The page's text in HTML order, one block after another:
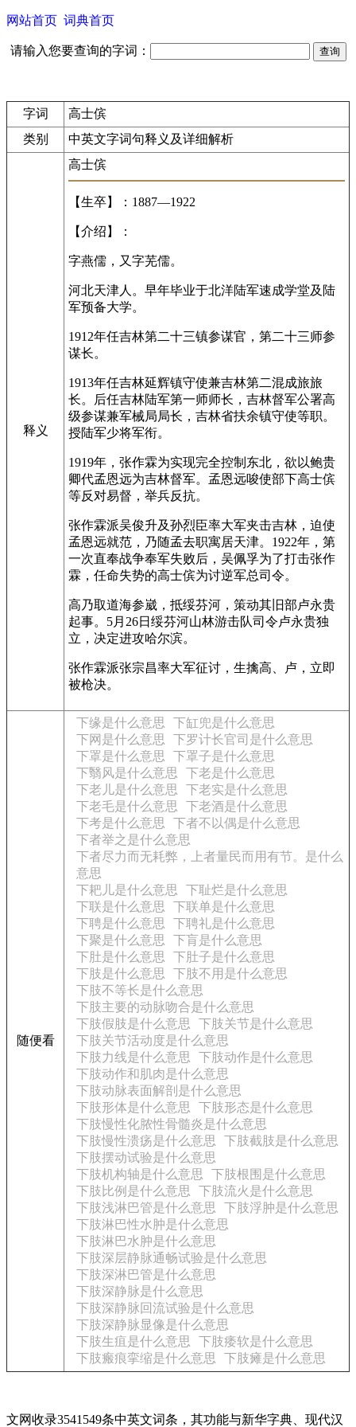
网站首页 词典首页
请输入您要查询的字词：
字词
高士傧
类别
中英文字词句释义及详细解析
释义
高士傧
【生卒】：1887—1922
【介绍】：
字燕儒，又字芜儒。
河北天津人。早年毕业于北洋陆军速成学堂及陆
军预备大学。
1912年任吉林第二十三镇参谋官，第二十三师参
谋长。
1913年任吉林延辉镇守使兼吉林第二混成旅旅
长。后任吉林陆军第一师师长，吉林督军公署高
级参谋兼军械局局长，吉林省扶余镇守使等职。
授陆军少将军衔。
1919年，张作霖为实现完全控制东北，欲以鲍贵
卿代孟恩远为吉林督军。孟恩远唆使部下高士傧
等反对易督，举兵反抗。
张作霖派吴俊升及孙烈臣率大军夹击吉林，迫使
孟恩远就范，乃随孟去职寓居天津。1922年，第
一次直奉战争奉军失败后，吴佩孚为了打击张作
霖，任命失势的高士傧为讨逆军总司令。
高乃取道海参崴，抵绥芬河，策动其旧部卢永贵
起事。5月26日绥芬河山林游击队司令卢永贵独
立，决定进攻哈尔滨。
张作霖派张宗昌率大军征讨，生擒高、卢，立即
被枪决。
随便看
下缘是什么意思
下缸兜是什么意思
下网是什么意思
下罗计长官司是什么意思
下罩是什么意思
下罩子是什么意思
下翳风是什么意思
下老是什么意思
下老儿是什么意思
下老实是什么意思
下老毛是什么意思
下老酒是什么意思
下考是什么意思
下者不以偶是什么意思
下者举之是什么意思
下者尽力而无耗弊，上者量民而用有节。是什么
意思
下耙儿是什么意思
下耻烂是什么意思
下联是什么意思
下联单是什么意思
下聘是什么意思
下聘礼是什么意思
下聚是什么意思
下肓是什么意思
下肚是什么意思
下肚子是什么意思
下肢是什么意思
下肢不用是什么意思
下肢不等长是什么意思
下肢主要的动脉吻合是什么意思
下肢假肢是什么意思
下肢关节是什么意思
下肢关节活动度是什么意思
下肢力线是什么意思
下肢动作是什么意思
下肢动作和肌肉是什么意思
下肢动脉表面解剖是什么意思
下肢形体是什么意思
下肢形态是什么意思
下肢慢性化脓性骨髓炎是什么意思
下肢慢性溃疡是什么意思
下肢截肢是什么意思
下肢摆动试验是什么意思
下肢机构轴是什么意思
下肢根围是什么意思
下肢比例是什么意思
下肢流火是什么意思
下肢浅淋巴管是什么意思
下肢浮肿是什么意思
下肢淋巴性水肿是什么意思
下肢淋巴水肿是什么意思
下肢深层静脉通畅试验是什么意思
下肢深淋巴管是什么意思
下肢深静脉是什么意思
下肢深静脉回流试验是什么意思
下肢深静脉显像是什么意思
下肢生疽是什么意思
下肢痿软是什么意思
下肢瘢痕挛缩是什么意思
下肢瘫是什么意思
文网收录3541549条中英文词条，其功能与新华字典、现代汉